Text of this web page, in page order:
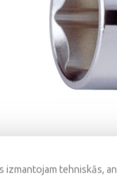
izmantojam tehniskās,